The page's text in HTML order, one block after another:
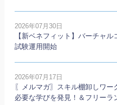
2026年07月30日
【新ベネフィット】バーチャ
試験運用開始
2026年07月17日
〖メルマガ〗スキル棚卸しワー
必要な学びを発見！＆フリーラ